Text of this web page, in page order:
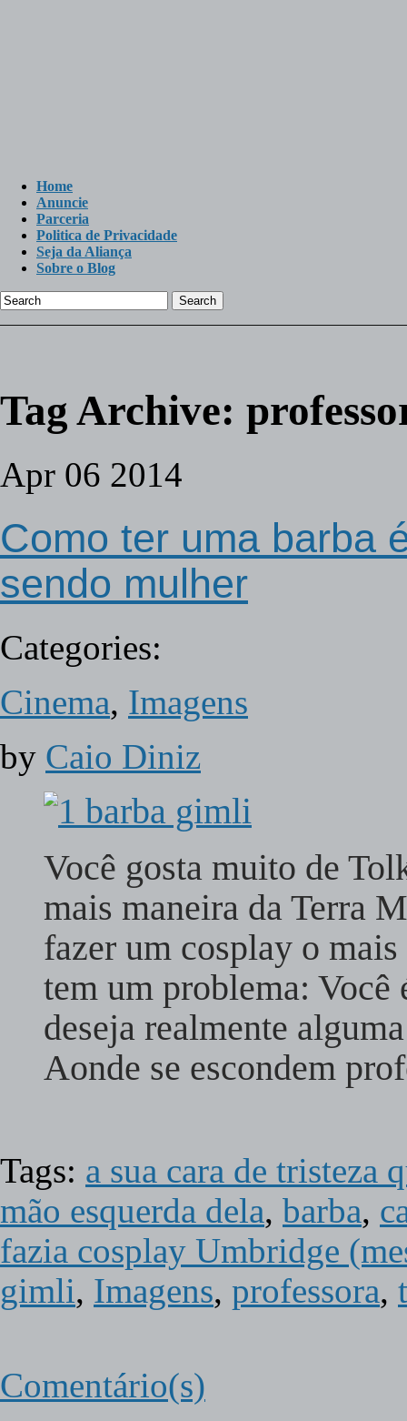
Home
Anuncie
Parceria
Politica de Privacidade
Seja da Aliança
Sobre o Blog
Search
Tag Archive:
Apr 06 2014
Como ter uma barba
sendo mulher
Categories:
Cinema, Imagens
by Caio Diniz
Você gosta muito de
mais maneira da Terra
fazer um cosplay o
tem um problema: Você
deseja realmente
Aonde se escondem
Tags: a sua cara de tristeza
mão esquerda dela, barba,
fazia cosplay Umbridge
gimli, Imagens, professora,
Comentário(s)